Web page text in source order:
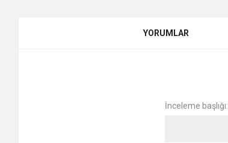
YORUMLAR
İnceleme başlığı: